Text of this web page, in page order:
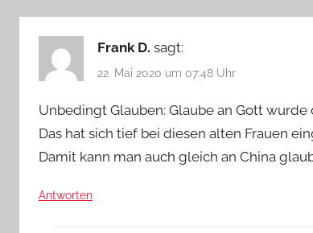
Frank D. sagt:
22. Mai 2020 um 07:48 Uhr
Unbedingt Glauben: Glaube an Gott wurde
Das hat sich tief bei diesen alten Frauen
Damit kann man auch gleich an China
Antworten